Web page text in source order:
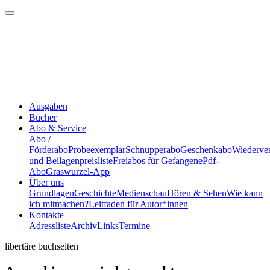
Ausgaben
Bücher
Abo & Service
Abo /
FörderaboProbeexemplarSchnupperaboGeschenkabo
und BeilagenpreislisteFreiabos für GefangenePdf-
AboGraswurzel-App
Über uns
GrundlagenGeschichteMedienschauHören & SehenWie kann
ich mitmachen?Leitfaden für Autor*innen
Kontakte
AdresslisteArchivLinksTermine
libertäre buchseiten